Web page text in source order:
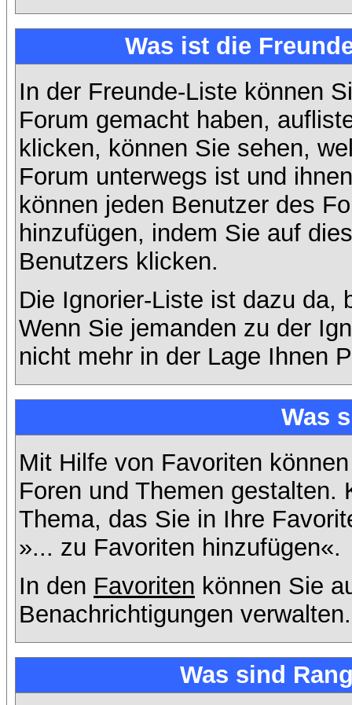
Was ist die
In der Freunde-Liste können
Forum gemacht haben,
klicken, können Sie sehen,
Forum unterwegs ist und
können jeden Benutzer des
hinzufügen, indem Sie auf
Benutzers klicken.
Die Ignorier-Liste ist dazu da,
Wenn Sie jemanden zu der
nicht mehr in der Lage Ihnen
Was
Mit Hilfe von Favoriten
Foren und Themen gestalten.
Thema, das Sie in Ihre
»... zu Favoriten hinzufügen«.
In den Favoriten können Sie
Benachrichtigungen verwalten.
Was sind